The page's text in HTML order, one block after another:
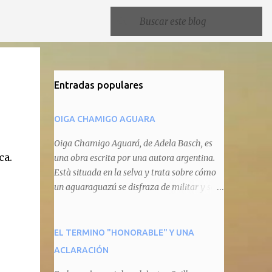
Entradas populares
OIGA CHAMIGO AGUARA
Oiga Chamigo Aguará, de Adela Basch, es
una obra escrita por una autora argentina.
Està situada en la selva y trata sobre cómo
un aguaraguazú se disfraza de militar y se
animal que pretenda circular por ahí. En
primera instancia aparece Teteu, el tero,
EL TERMINO "HONORABLE" Y UNA
ACLARACIÓN